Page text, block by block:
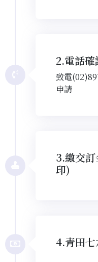
2.電話確
致電
申請
3.繳交
印)
4.青田